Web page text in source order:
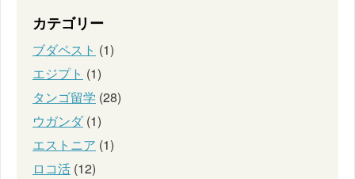
カテゴリー
ブダペスト (1)
エジプト (1)
タンゴ留学 (28)
ウガンダ(1)
エストニア (1)
ロコ活 (12)